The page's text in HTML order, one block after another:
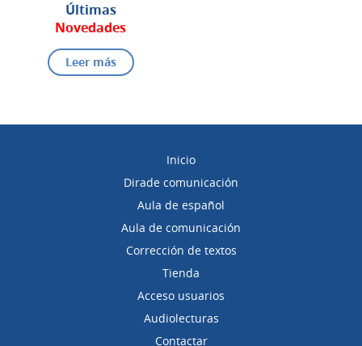
Últimas
Novedades
Leer más
Inicio
Dirade comunicación
Aula de español
Aula de comunicación
Corrección de textos
Tienda
Acceso usuarios
Audiolecturas
Contactar